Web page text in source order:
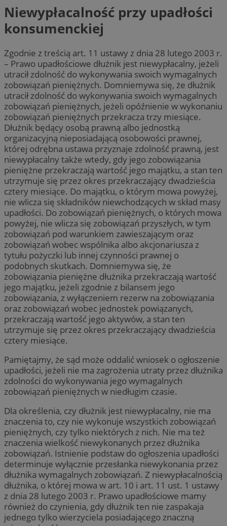
Niewypłacalność przy upadłości
konsumenckiej
Zgodnie z treścią art. 11 ustawy z dnia 28 lutego 2003 r.
– Prawo upadłościowe dłużnik jest niewypłacalny, jeżeli
utracił zdolność do wykonywania swoich wymagalnych
zobowiązań pieniężnych. Domniemywa się, że dłużnik
utracił zdolność do wykonywania swoich wymagalnych
zobowiązań pieniężnych, jeżeli opóźnienie w wykonaniu
zobowiązań pieniężnych przekracza trzy miesiące.
Dłużnik będący osobą prawną albo jednostką
organizacyjną nieposiadającą osobowości prawnej,
której odrębna ustawa przyznaje zdolność prawną, jest
niewypłacalny także wtedy, gdy jego zobowiązania
pieniężne przekraczają wartość jego majątku, a stan ten
utrzymuje się przez okres przekraczający dwadzieścia
cztery miesiące. Do majątku, o którym mowa powyżej,
nie wlicza się składników niewchodzących w skład masy
upadłości. Do zobowiązań pieniężnych, o których mowa
powyżej, nie wlicza się zobowiązań przyszłych, w tym
zobowiązań pod warunkiem zawieszającym oraz
zobowiązań wobec wspólnika albo akcjonariusza z
tytułu pożyczki lub innej czynności prawnej o
podobnych skutkach. Domniemywa się, że
zobowiązania pieniężne dłużnika przekraczają wartość
jego majątku, jeżeli zgodnie z bilansem jego
zobowiązania, z wyłączeniem rezerw na zobowiązania
oraz zobowiązań wobec jednostek powiązanych,
przekraczają wartość jego aktywów, a stan ten
utrzymuje się przez okres przekraczający dwadzieścia
cztery miesiące.
Pamiętajmy, że sąd może oddalić wniosek o ogłoszenie
upadłości, jeżeli nie ma zagrożenia utraty przez dłużnika
zdolności do wykonywania jego wymagalnych
zobowiązań pieniężnych w niedługim czasie.
Dla określenia, czy dłużnik jest niewypłacalny, nie ma
znaczenia to, czy nie wykonuje wszystkich zobowiązań
pieniężnych, czy tylko niektórych z nich. Nie ma też
znaczenia wielkość niewykonanych przez dłużnika
zobowiązań. Istnienie podstaw do ogłoszenia upadłości
determinuje wyłącznie przesłanka niewykonania przez
dłużnika wymagalnych zobowiązań. Z niewypłacalnością
dłużnika, o której mowa w art. 10 i art. 11 ust. 1 ustawy
z dnia 28 lutego 2003 r. Prawo upadłościowe mamy
również do czynienia, gdy dłużnik ten nie zaspakaja
jednego tylko wierzyciela posiadającego znaczną